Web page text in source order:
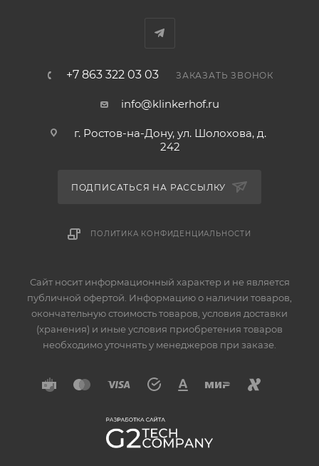
+7 863 322 03 03 ЗАКАЗАТЬ ЗВОНОК
info@klinkerhof.ru
г. Ростов-на-Дону, ул. Шолохова, д.
242
ПОДПИСАТЬСЯ НА РАССЫЛКУ
ПОЛИТИКА КОНФИДЕНЦИАЛЬНОСТИ
Сайт носит информационный характер и не является
публичной офертой. Информацию о наличии товаров,
окончательную стоимость товаров, условия доставки
(хранения) и иные условия приобретения товаров
необходимо уточнять у менеджеров при заказе.